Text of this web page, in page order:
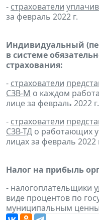
- страхователи
за февраль 2022 г.
Индивидуальный
в системе
страхования:
- страхователи
СЗВ-М о каждом
лице за февраль 2022
- страхователи
СЗВ-ТД о работающих
лицах за февраль 2022
Налог на прибыль
- налогоплательщики
виде процентов по
муниципальным